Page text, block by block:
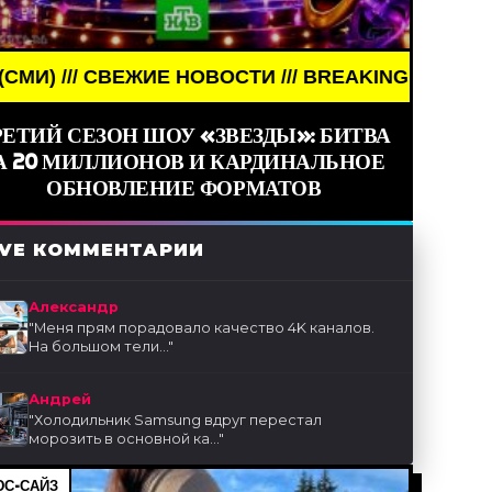
/// BREAKING NEWS /// НОВОСТИ (СМИ)
СЕЗОН ШОУ «ЗВЕЗДЫ»: БИТВА
20 МИЛЛИОНОВ И КАРДИНАЛЬНОЕ
ОБНОВЛЕНИЕ ФОРМАТОВ
КОММЕНТАРИИ
Александр
"Меня прям порадовало качество 4K каналов.
На большом тели..."
Андрей
"Холодильник Samsung вдруг перестал
морозить в основной ка..."
САЙЗ